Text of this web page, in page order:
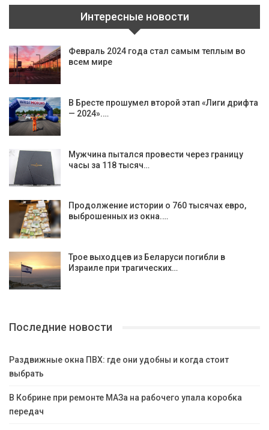
Интересные новости
Февраль 2024 года стал самым теплым во
всем мире
В Бресте прошумел второй этап «Лиги дрифта
— 2024».…
Мужчина пытался провести через границу
часы за 118 тысяч…
Продолжение истории о 760 тысячах евро,
выброшенных из окна.…
Трое выходцев из Беларуси погибли в
Израиле при трагических…
Последние новости
Раздвижные окна ПВХ: где они удобны и когда стоит
выбрать
В Кобрине при ремонте МАЗа на рабочего упала коробка
передач